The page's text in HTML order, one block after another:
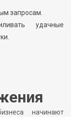
запросам.
удачные
начинают